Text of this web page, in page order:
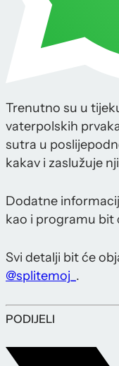
Trenutno su u
vaterpolskih
sutra u
kakav i zaslužuje
Dodatne
kao i programu bit
Svi detalji bit će
@splitemoj_ .
PODIJELI